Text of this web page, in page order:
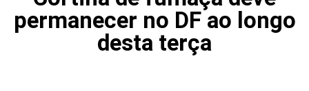
permanecer no DF ao longo
desta terça